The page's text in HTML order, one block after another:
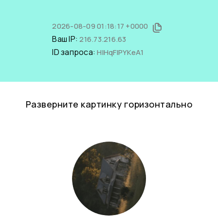
2026-08-09 01:18:17 +0000
Ваш IP:216.73.216.63
ID запроса:HIHqFlPYKeA1
Разверните картинку горизонтально